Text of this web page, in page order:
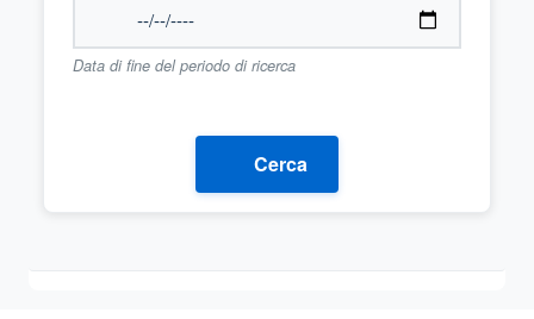
Data di fine del periodo di ricerca
Cerca